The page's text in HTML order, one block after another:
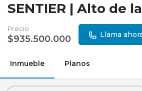
SENTIER | Alto de
Precio
$935.500.000 Llama
Inmueble Planos